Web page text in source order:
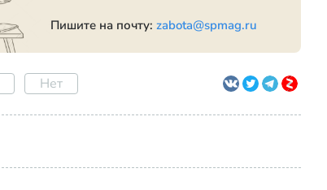
Пишите на почту:zabota@spmag.ru
Нет